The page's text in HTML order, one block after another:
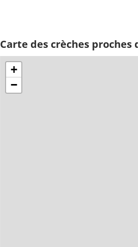
Carte des crèches proches
+
−